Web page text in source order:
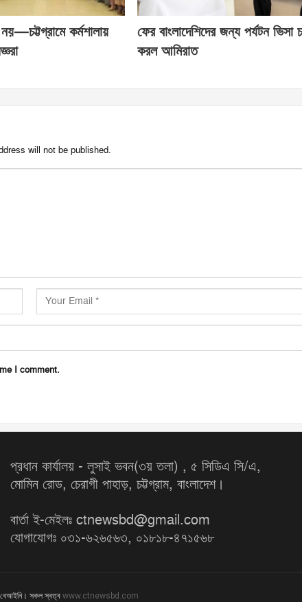
কর্মশালায়
ফের বাংলাদেশিদের জন্য পর্যটন ভিসা
করল আমিরাত
will not be published.
I comment.
প্রধান কার্যালয় - লুসাই ভবন(৩য় তলা) , ৫ সিডিএ সি/এ,
মোমিন রোড, চেরাগী পাহাড়, চট্টগ্রাম, বাংলাদেশ।
বার্তা ই-মেইলঃ ctnewsbd@gmail.com
যোগাযোগঃ ০৩১-৬২৬৫৬৩, ০১৮১৮-৪৭১৫৬৮
বেআইনি। সকল স্বত্ব www.ctnewsbd.com